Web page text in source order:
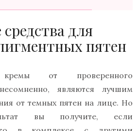
для
пятен
кремы от проверенного
являются лучшим
от темных пятен на лице. Но
вы получите, если